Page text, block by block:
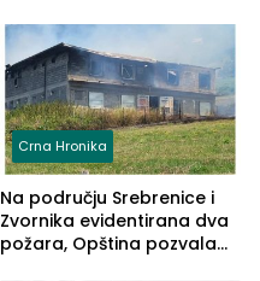
Crna Hronika
Na području Srebrenice i
Zvornika evidentirana dva
požara, Opština pozvala